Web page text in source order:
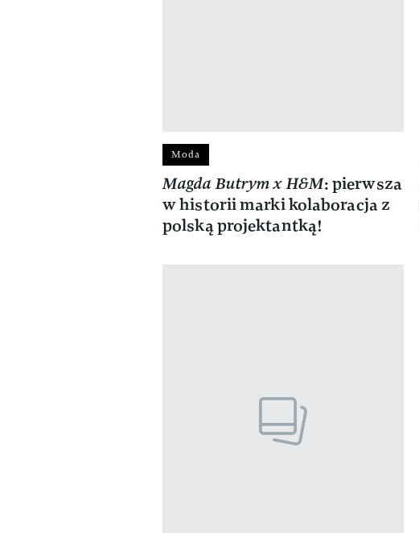
Moda
Magda Butrym x H&M: pierwsza
w historii marki kolaboracja z
polską projektantką!